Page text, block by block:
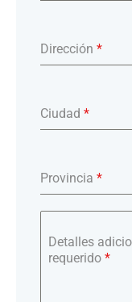
Dirección *
Ciudad *
Provincia *
Detalles
requerido *